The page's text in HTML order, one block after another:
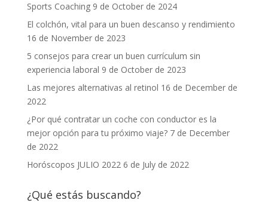
Sports Coaching 9 de October de 2024
El colchón, vital para un buen descanso y rendimiento
16 de November de 2023
5 consejos para crear un buen currículum sin
experiencia laboral 9 de October de 2023
Las mejores alternativas al retinol 16 de December de
2022
¿Por qué contratar un coche con conductor es la
mejor opción para tu próximo viaje? 7 de December
de 2022
Horóscopos JULIO 2022 6 de July de 2022
¿Qué estás buscando?